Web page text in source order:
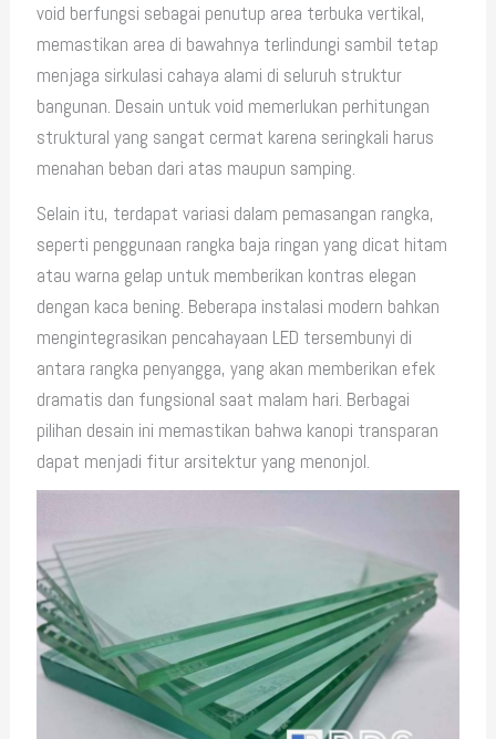
void berfungsi sebagai penutup area terbuka vertikal,
memastikan area di bawahnya terlindungi sambil tetap
menjaga sirkulasi cahaya alami di seluruh struktur
bangunan. Desain untuk void memerlukan perhitungan
struktural yang sangat cermat karena seringkali harus
menahan beban dari atas maupun samping.
Selain itu, terdapat variasi dalam pemasangan rangka,
seperti penggunaan rangka baja ringan yang dicat hitam
atau warna gelap untuk memberikan kontras elegan
dengan kaca bening. Beberapa instalasi modern bahkan
mengintegrasikan pencahayaan LED tersembunyi di
antara rangka penyangga, yang akan memberikan efek
dramatis dan fungsional saat malam hari. Berbagai
pilihan desain ini memastikan bahwa kanopi transparan
dapat menjadi fitur arsitektur yang menonjol.